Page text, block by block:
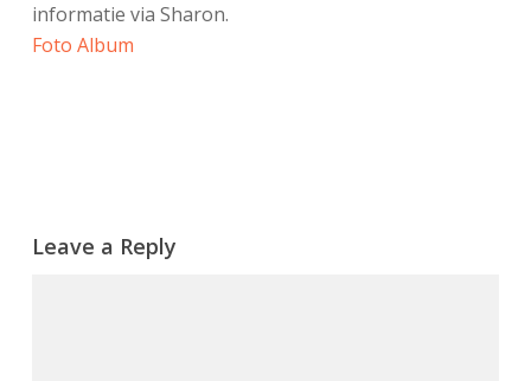
informatie via Sharon.
Foto Album
Leave a Reply